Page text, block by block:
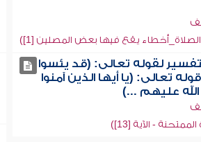
يقع فيها بعض المصلين [1])
لقوله تعالى: (قد يئسوا
تعالى: (يا أيها الذين آمنوا
الله عليهم ...)
- الآية [13])